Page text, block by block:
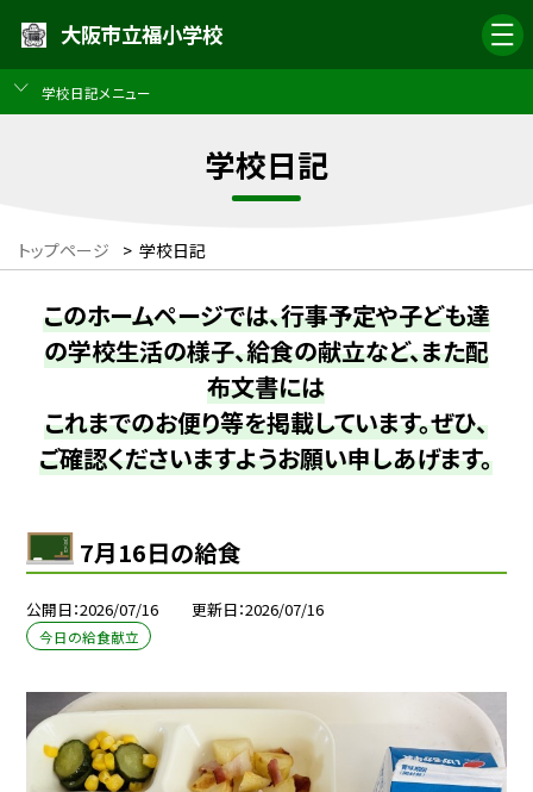
大阪市立福小学校
学校日記メニュー
学校日記
トップページ > 学校日記
このホームページでは、行事予定や子ども達
の学校生活の様子、給食の献立など、また配
布文書には
これまでのお便り等を掲載しています。ぜひ、
ご確認くださいますようお願い申しあげます。
7月16日の給食
公開日 2026/07/16 更新日 2026/07/16
今日の給食献立